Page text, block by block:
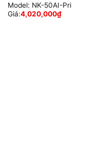
Model: NK-50AI-Pri
Giá:4,020,000₫